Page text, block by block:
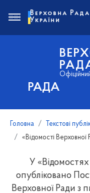
РАДА
Верховна Рада
України
Головна
Текстові
«Відомості Верховної
У
опубліковано
Верховної Ради з